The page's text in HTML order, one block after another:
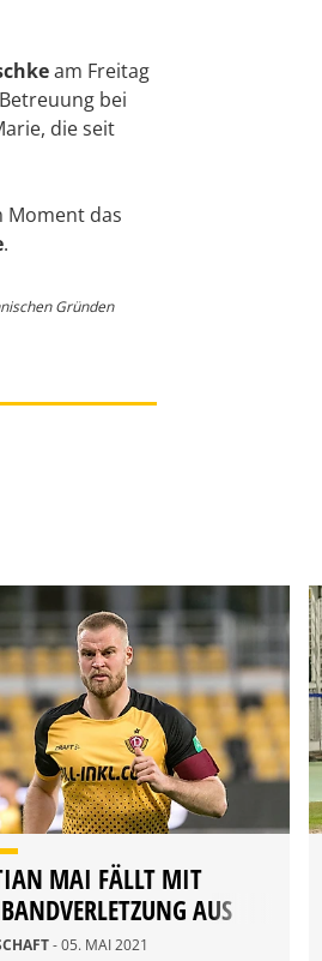
am Freitag
bei
die seit
Moment das
.
Gründen
MAI FÄLLT MIT
AUS
- 05. MAI 2021